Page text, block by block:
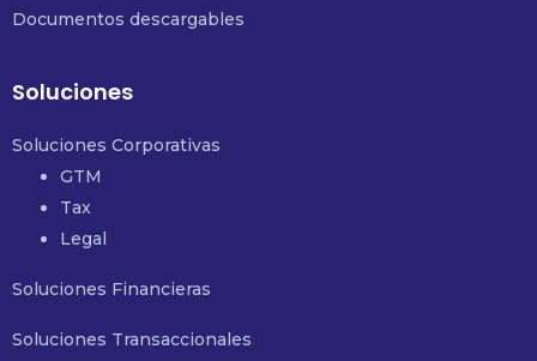
Documentos descargables
Soluciones
Soluciones Corporativas
GTM
Tax
Legal
Soluciones Financieras
Soluciones Transaccionales